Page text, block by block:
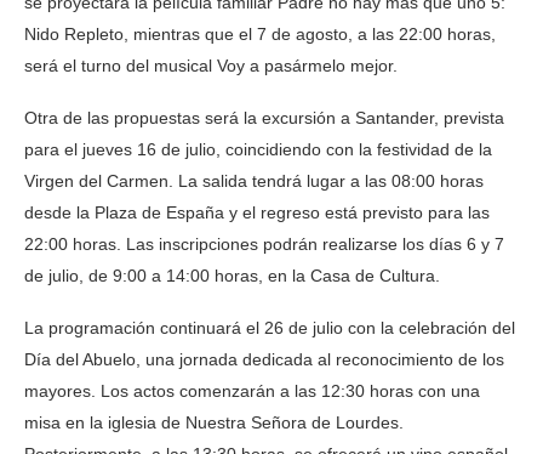
Nido Repleto, mientras que el 7 de agosto, a las 22:00 horas,
será el turno del musical Voy a pasármelo mejor.
Otra de las propuestas será la excursión a Santander, prevista
para el jueves 16 de julio, coincidiendo con la festividad de la
Virgen del Carmen. La salida tendrá lugar a las 08:00 horas
desde la Plaza de España y el regreso está previsto para las
22:00 horas. Las inscripciones podrán realizarse los días 6 y 7
de julio, de 9:00 a 14:00 horas, en la Casa de Cultura.
La programación continuará el 26 de julio con la celebración del
Día del Abuelo, una jornada dedicada al reconocimiento de los
mayores. Los actos comenzarán a las 12:30 horas con una
misa en la iglesia de Nuestra Señora de Lourdes.